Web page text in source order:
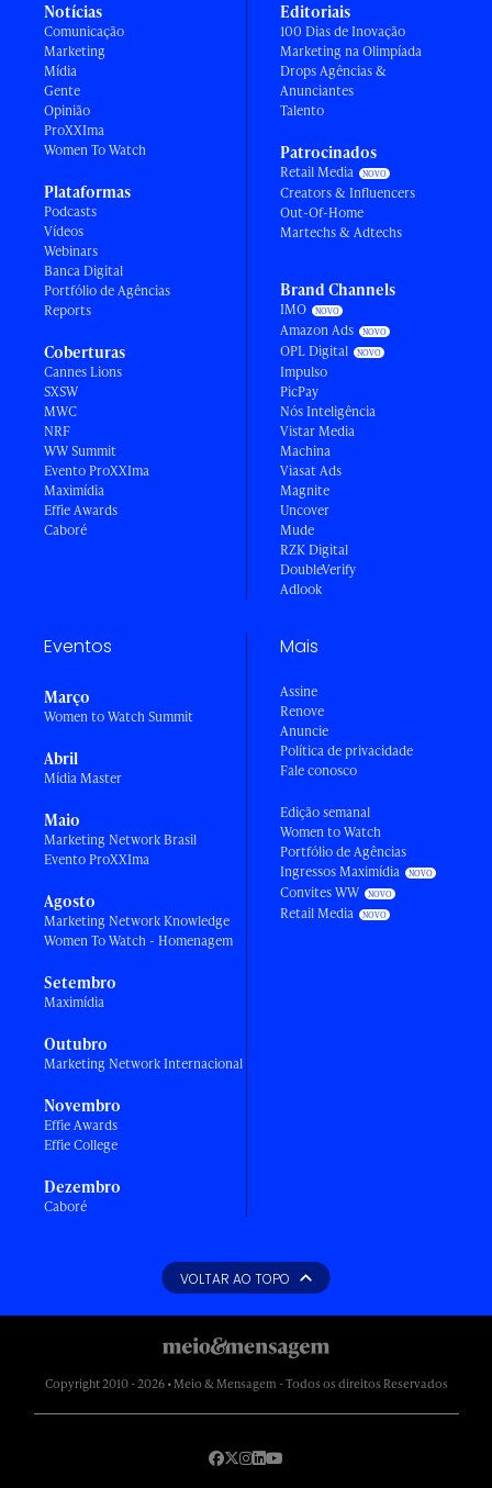
Notícias
Comunicação
Marketing
Mídia
Gente
Opinião
ProXXIma
Women To Watch
Plataformas
Podcasts
Vídeos
Webinars
Banca Digital
Portfólio de Agências
Reports
Coberturas
Cannes Lions
SXSW
MWC
NRF
WW Summit
Evento ProXXIma
Maximídia
Effie Awards
Caboré
Editoriais
100 Dias de Inovação
Marketing na Olimpíada
Drops Agências &
Anunciantes
Talento
Patrocinados
Retail Media
Creators & Influencers
Out-Of-Home
Martechs & Adtechs
Brand Channels
IMO
Amazon Ads
OPL Digital
Impulso
PicPay
Nós Inteligência
Vistar Media
Machina
Viasat Ads
Magnite
Uncover
Mude
RZK Digital
DoubleVerify
Adlook
Eventos
Março
Women to Watch Summit
Abril
Mídia Master
Maio
Marketing Network Brasil
Evento ProXXIma
Agosto
Marketing Network Knowledge
Women To Watch - Homenagem
Setembro
Maximídia
Outubro
Marketing Network Internacional
Novembro
Effie Awards
Effie College
Dezembro
Caboré
Mais
Assine
Renove
Anuncie
Política de privacidade
Fale conosco
Edição semanal
Women to Watch
Portfólio de Agências
Ingressos Maximídia
Convites WW
Retail Media
VOLTAR AO TOPO
Copyright 2010 - 2026 • Meio & Mensagem - Todos os direitos Reservados